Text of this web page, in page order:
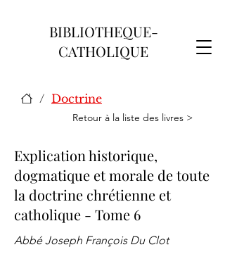
BIBLIOTHEQUE-
CATHOLIQUE
/ Doctrine
Retour à la liste des livres >
Explication historique,
dogmatique et morale de toute
la doctrine chrétienne et
catholique - Tome 6
Abbé Joseph François Du Clot